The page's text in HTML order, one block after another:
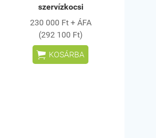
szervízkocsi
230 000 Ft + ÁFA
(292 100 Ft)
 KOSÁRBA